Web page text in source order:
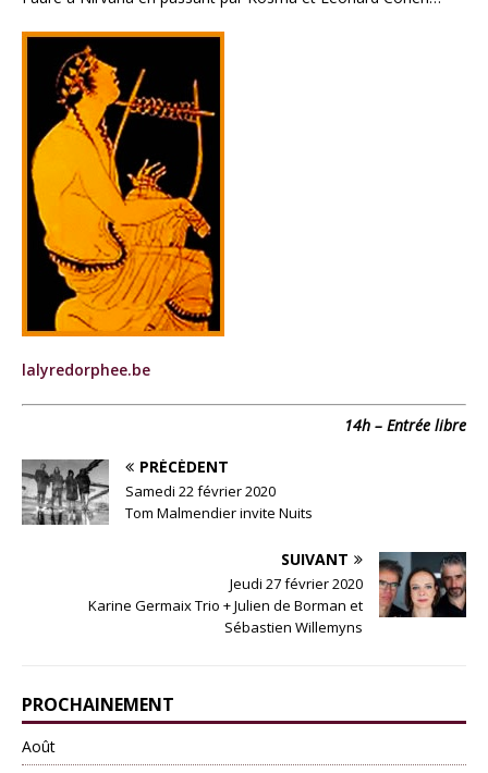
lalyredorphee.be
14h – Entrée libre
PRÉCÉDENT
Samedi 22 février 2020
Tom Malmendier invite Nuits
SUIVANT
Jeudi 27 février 2020
Karine Germaix Trio + Julien de Borman et
Sébastien Willemyns
PROCHAINEMENT
Août